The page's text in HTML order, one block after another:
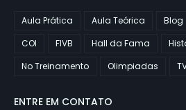
Aula Prática Aula Teórica Blog
COI
FIVB Hall da Fama
No Treinamento
Olimpiadas
ENTRE EM CONTATO